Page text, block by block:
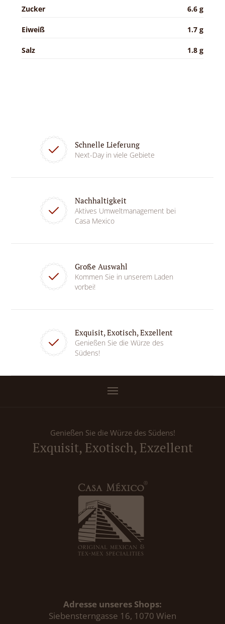
Zucker 6.6 g
Eiweiß 1.7 g
Salz 1.8 g
Schnelle Lieferung
Next-Day in viele Gebiete
Nachhaltigkeit
Aktives Umweltmanagement bei
Casa Mexico
Große Auswahl
Kommen Sie in unserem Laden
vorbei!
Exquisit, Exotisch, Exzellent
Genießen Sie die Würze des
Südens!
Genießen Sie die Würze des Südens!
Exquisit, Exotisch, Exzellent
Adresse unseres Shops:
Siebensterngasse 16, 1070 Wien